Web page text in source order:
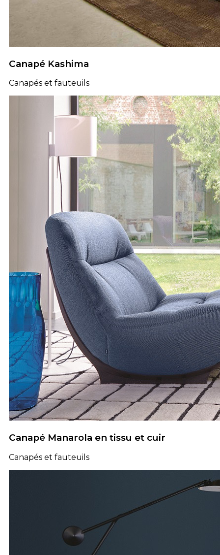
Canapé Kashima
Canapés et fauteuils
Canapé Manarola en tissu et cuir
Canapés et fauteuils